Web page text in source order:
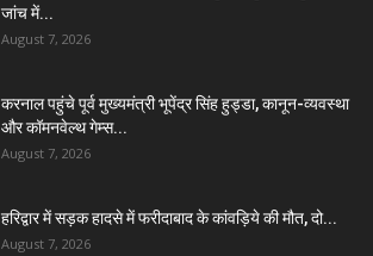
जांच में...
August 7, 2026
करनाल पहुंचे पूर्व मुख्यमंत्री भूपेंद्र सिंह हुड्डा, कानून-व्यवस्था
और कॉमनवेल्थ गेम्स...
August 7, 2026
हरिद्वार में सड़क हादसे में फरीदाबाद के कांवड़िये की मौत, दो...
August 7, 2026